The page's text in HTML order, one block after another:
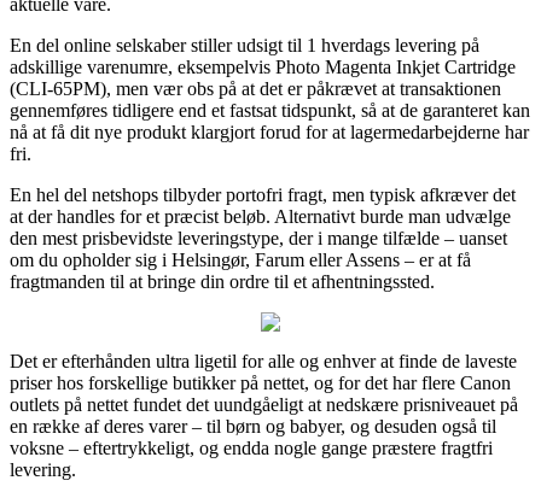
En del online selskaber stiller udsigt til 1 hverdags levering på
adskillige varenumre, eksempelvis Photo Magenta Inkjet Cartridge
(CLI-65PM), men vær obs på at det er påkrævet at transaktionen
gennemføres tidligere end et fastsat tidspunkt, så at de garanteret kan
nå at få dit nye produkt klargjort forud for at lagermedarbejderne har
fri.
En hel del netshops tilbyder portofri fragt, men typisk afkræver det
at der handles for et præcist beløb. Alternativt burde man udvælge
den mest prisbevidste leveringstype, der i mange tilfælde – uanset
om du opholder sig i Helsingør, Farum eller Assens – er at få
fragtmanden til at bringe din ordre til et afhentningssted.
Det er efterhånden ultra ligetil for alle og enhver at finde de laveste
priser hos forskellige butikker på nettet, og for det har flere Canon
outlets på nettet fundet det uundgåeligt at nedskære prisniveauet på
en række af deres varer – til børn og babyer, og desuden også til
voksne – eftertrykkeligt, og endda nogle gange præstere fragtfri
levering.